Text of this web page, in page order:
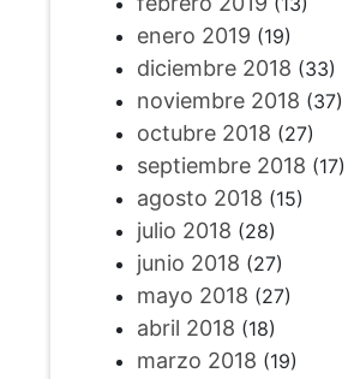
enero 2019 (19)
diciembre 2018 (33)
noviembre 2018 (37)
octubre 2018 (27)
septiembre 2018 (17)
agosto 2018 (15)
julio 2018 (28)
junio 2018 (27)
mayo 2018 (27)
abril 2018 (18)
marzo 2018 (19)